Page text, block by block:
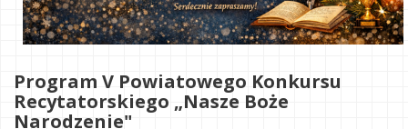
Program V Powiatowego Konkursu
Recytatorskiego „Nasze Boże
Narodzenie"